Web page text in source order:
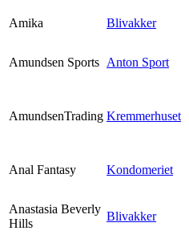
Amika Blivakker
Amundsen Sports Anton Sport
AmundsenTrading Kremmerhuset
Anal Fantasy
Kondomeriet
Anastasia Beverly
Hills
Blivakker